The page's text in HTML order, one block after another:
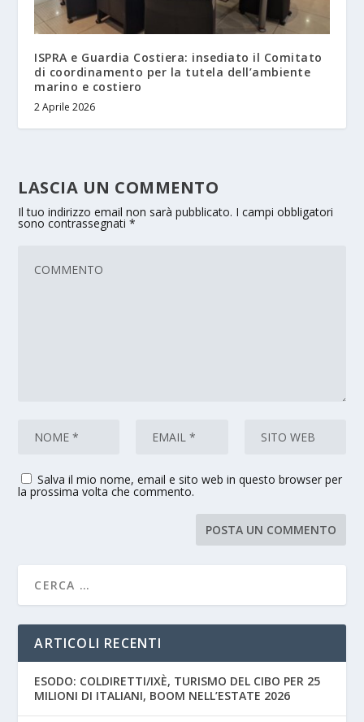
ISPRA e Guardia Costiera: insediato il Comitato
di coordinamento per la tutela dell’ambiente
marino e costiero
2 Aprile 2026
LASCIA UN COMMENTO
Il tuo indirizzo email non sarà pubblicato. I campi obbligatori
sono contrassegnati*
Salva il mio nome, email e sito web in questo browser per
la prossima volta che commento.
ARTICOLI RECENTI
ESODO: COLDIRETTI/IXÈ, TURISMO DEL CIBO PER 25
MILIONI DI ITALIANI, BOOM NELL’ESTATE 2026